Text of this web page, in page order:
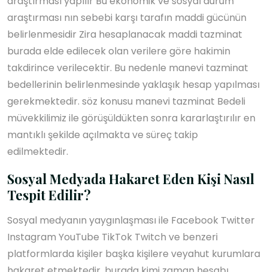
araştırması nın sebebi karşı tarafın maddi gücünün
belirlenmesidir Zira hesaplanacak maddi tazminat
burada elde edilecek olan verilere göre hakimin
takdirince verilecektir. Bu nedenle manevi tazminat
bedellerinin belirlenmesinde yaklaşık hesap yapılması
gerekmektedir. söz konusu manevi tazminat Bedeli
müvekkilimiz ile görüşüldükten sonra kararlaştırılır en
mantıklı şekilde açılmakta ve süreç takip
edilmektedir.
Sosyal Medyada Hakaret Eden Kişi Nasıl
Tespit Edilir?
Sosyal medyanın yaygınlaşması ile Facebook Twitter
Instagram YouTube TikTok Twitch ve benzeri
platformlarda kişiler başka kişilere veyahut kurumlara